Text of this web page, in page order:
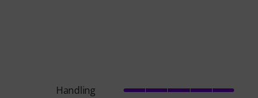
Handling